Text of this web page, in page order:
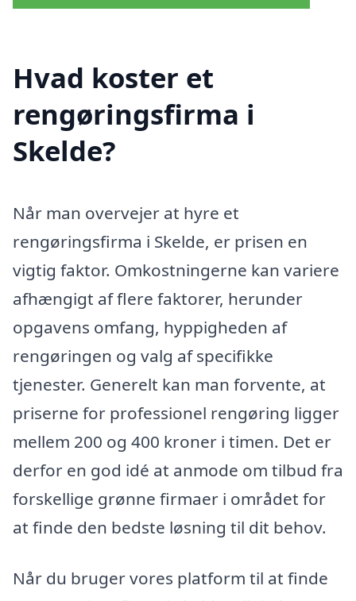
Hvad koster et
rengøringsfirma i
Skelde?
Når man overvejer at hyre et
rengøringsfirma i Skelde, er prisen en
vigtig faktor. Omkostningerne kan variere
afhængigt af flere faktorer, herunder
opgavens omfang, hyppigheden af
rengøringen og valg af specifikke
tjenester. Generelt kan man forvente, at
priserne for professionel rengøring ligger
mellem 200 og 400 kroner i timen. Det er
derfor en god idé at anmode om tilbud fra
forskellige grønne firmaer i området for
at finde den bedste løsning til dit behov.
Når du bruger vores platform til at finde